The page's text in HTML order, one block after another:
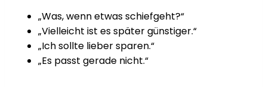
„Was, wenn etwas schiefgeht?“
„Vielleicht ist es später günstiger.“
„Ich sollte lieber sparen.“
„Es passt gerade nicht.“